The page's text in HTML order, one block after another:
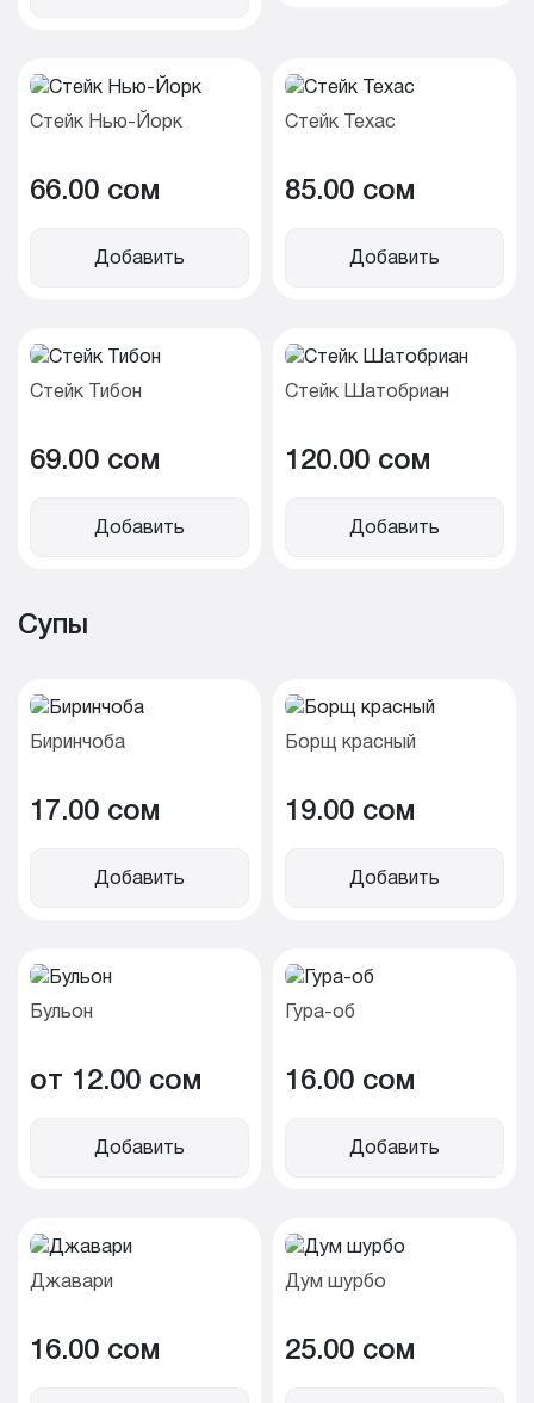
Стейк Нью-Йорк
66.00 cом
Добавить
Стейк Техас
85.00 cом
Добавить
Стейк Тибон
69.00 cом
Добавить
Стейк Шатобриан
120.00 cом
Добавить
Супы
Биринчоба
17.00 cом
Добавить
Борщ красный
19.00 cом
Добавить
Бульон
от 12.00 cом
Добавить
Гура-об
16.00 cом
Добавить
Джавари
16.00 cом
Дум шурбо
25.00 cом